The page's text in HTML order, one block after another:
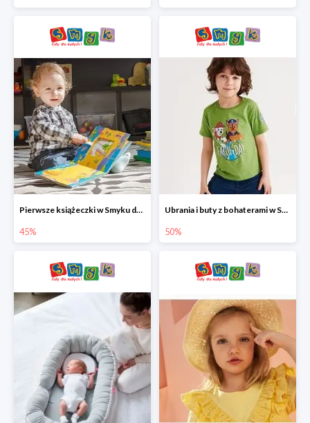
Pierwsze książeczki w Smyku do -45%
45%
Ubrania i buty z bohaterami w Smyku do -50%
50%